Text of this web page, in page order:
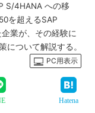
S/4HANA への移
を超えるSAP
業が、その経験に
について解説する。
PC用表示
Hatena